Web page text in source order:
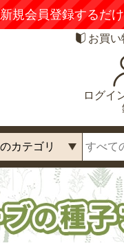
新規会員登録するだ
お買い
ログイ